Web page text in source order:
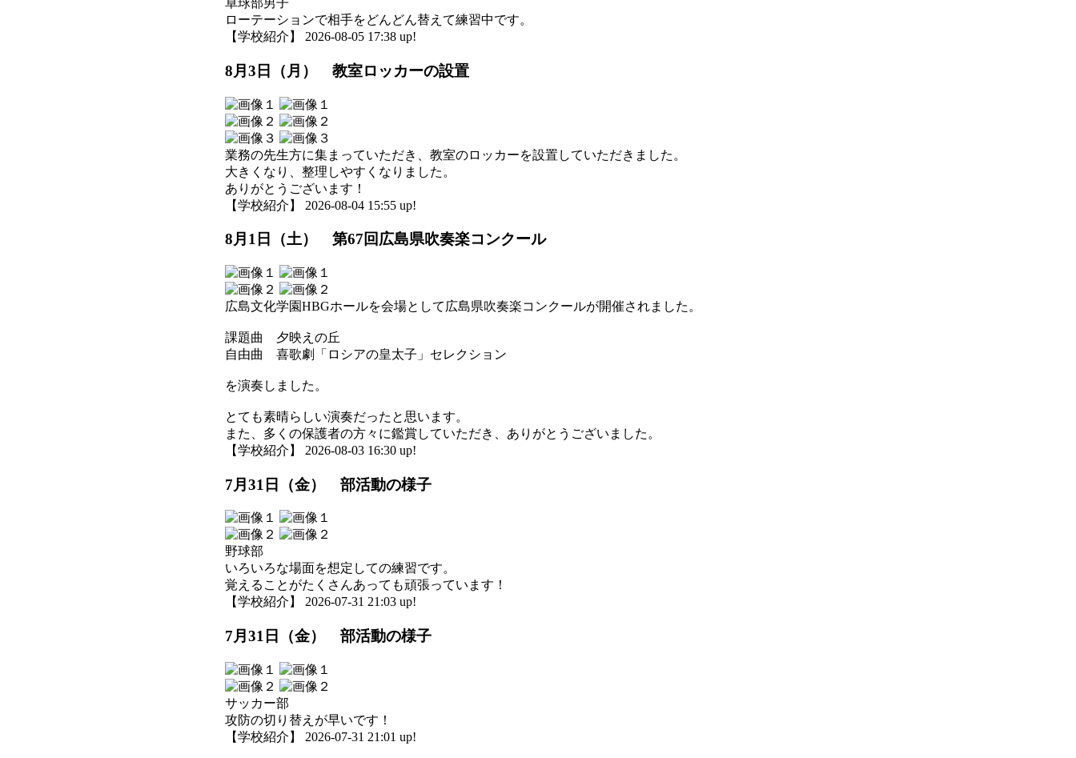
卓球部男子
ローテーションで相手をどんどん替えて練習中です。
【学校紹介】 2026-08-05 17:38 up!
8月3日（月） 教室ロッカーの設置
業務の先生方に集まっていただき、教室のロッカーを設置していただきました。
大きくなり、整理しやすくなりました。
ありがとうございます！
【学校紹介】 2026-08-04 15:55 up!
8月1日（土） 第67回広島県吹奏楽コンクール
広島文化学園HBGホールを会場として広島県吹奏楽コンクールが開催されました。
課題曲 夕映えの丘
自由曲 喜歌劇「ロシアの皇太子」セレクション
を演奏しました。
とても素晴らしい演奏だったと思います。
また、多くの保護者の方々に鑑賞していただき、ありがとうございました。
【学校紹介】 2026-08-03 16:30 up!
7月31日（金） 部活動の様子
野球部
いろいろな場面を想定しての練習です。
覚えることがたくさんあっても頑張っています！
【学校紹介】 2026-07-31 21:03 up!
7月31日（金） 部活動の様子
サッカー部
攻防の切り替えが早いです！
【学校紹介】 2026-07-31 21:01 up!